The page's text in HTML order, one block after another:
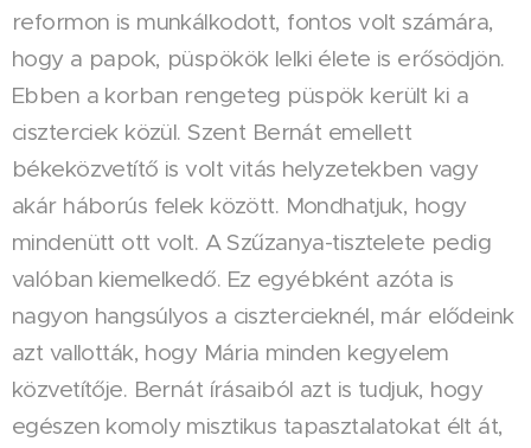
reformon is munkálkodott, fontos volt számára,
hogy a papok, püspökök lelki élete is erősödjön.
Ebben a korban rengeteg püspök került ki a
ciszterciek közül. Szent Bernát emellett
békeközvetítő is volt vitás helyzetekben vagy
akár háborús felek között. Mondhatjuk, hogy
mindenütt ott volt. A Szűzanya-tisztelete pedig
valóban kiemelkedő. Ez egyébként azóta is
nagyon hangsúlyos a cisztercieknél, már elődeink
azt vallották, hogy Mária minden kegyelem
közvetítője. Bernát írásaiból azt is tudjuk, hogy
egészen komoly misztikus tapasztalatokat élt át,